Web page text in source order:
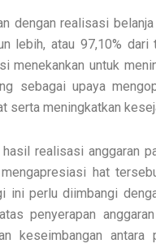
dengan realisasi
lebih, atau 97,10%
menekankan untuk
sebagai upaya
serta meningkatkan
hasil realisasi anggaran
hat
ini perlu diimbangi
penyerapan
keseimbangan